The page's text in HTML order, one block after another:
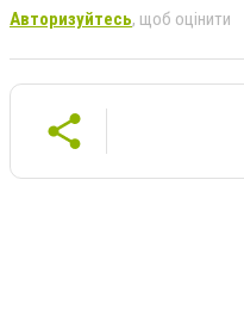
Авторизуйтесь, щоб оцінити